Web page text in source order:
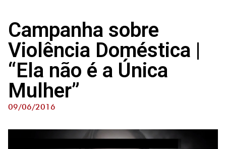
Campanha sobre
Violência Doméstica |
“Ela não é a Única
Mulher”
09/06/2016